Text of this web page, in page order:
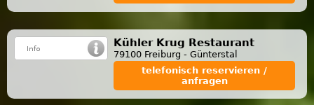
Kühler Krug Restaurant
79100 Freiburg - Günterstal
telefonisch reservieren /
anfragen